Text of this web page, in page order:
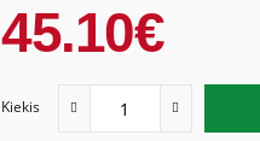
45.10€
Kiekis